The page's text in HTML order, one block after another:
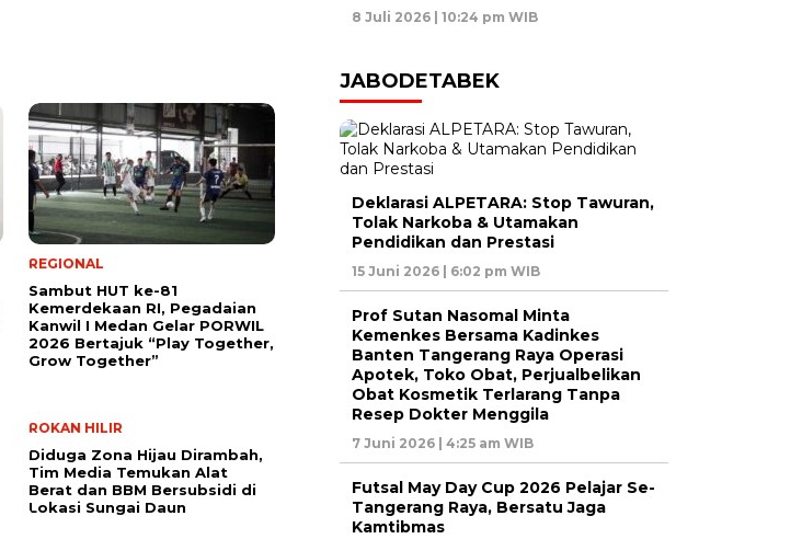
REGIONAL
Sambut HUT ke-81
Kemerdekaan RI, Pegadaian
Kanwil I Medan Gelar PORWIL
2026 Bertajuk “Play Together,
Grow Together”
ROKAN HILIR
Diduga Zona Hijau Dirambah,
Tim Media Temukan Alat
Berat dan BBM Bersubsidi di
Lokasi Sungai Daun
8 Juli 2026 | 10:24 pm WIB
JABODETABEK
Deklarasi ALPETARA: Stop Tawuran,
Tolak Narkoba & Utamakan
Pendidikan dan Prestasi
15 Juni 2026 | 6:02 pm WIB
Prof Sutan Nasomal Minta
Kemenkes Bersama Kadinkes
Banten Tangerang Raya Operasi
Apotek, Toko Obat, Perjualbelikan
Obat Kosmetik Terlarang Tanpa
Resep Dokter Menggila
7 Juni 2026 | 4:25 am WIB
Futsal May Day Cup 2026 Pelajar Se-
Tangerang Raya, Bersatu Jaga
Kamtibmas